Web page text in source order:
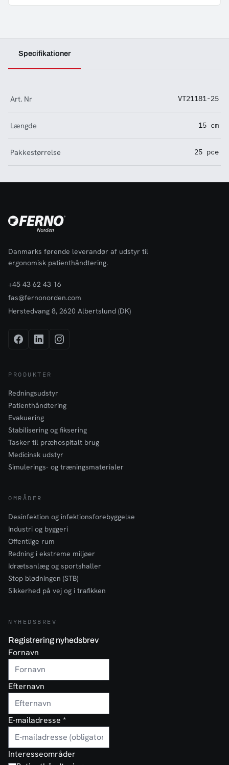
Specifikationer
Art. Nr VT21181-25
Længde 15 cm
Pakkestørrelse 25 pce
Danmarks førende leverandør af udstyr til
ergonomisk patienthåndtering.
+45 43 62 43 16
fas@fernonorden.com
Herstedvang 8, 2620 Albertslund (DK)
PRODUKTER
Redningsudstyr
Patienthåndtering
Evakuering
Stabilisering og fiksering
Tasker til præhospitalt brug
Medicinsk udstyr
Simulerings- og træningsmaterialer
OMRÅDER
Desinfektion og infektionsforebyggelse
Industri og byggeri
Offentlige rum
Redning i ekstreme miljøer
Idrætsanlæg og sportshaller
Stop blødningen (STB)
Sikkerhed på vej og i trafikken
NYHEDSBREV
Registrering nyhedsbrev
Fornavn
Efternavn
E-mailadresse *
Interesseområder